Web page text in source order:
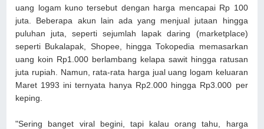
uang logam kuno tersebut dengan harga mencapai Rp 100
juta. Beberapa akun lain ada yang menjual jutaan hingga
puluhan juta, seperti sejumlah lapak daring (marketplace)
seperti Bukalapak, Shopee, hingga Tokopedia memasarkan
uang koin Rp1.000 berlambang kelapa sawit hingga ratusan
juta rupiah. Namun, rata-rata harga jual uang logam keluaran
Maret 1993 ini ternyata hanya Rp2.000 hingga Rp3.000 per
keping.
"Sering banget viral begini, tapi kalau orang tahu, harga